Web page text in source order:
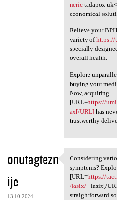
nerictadapox
economical
Relieve your
variety ofhttps://
specially
overall health.
Explore
buying your
Now, acquiring
[URL=https://
ax[/URL]has
trustworthy
onutagtezn
ije
13.10.2024
Considering
Considering
symptoms?
[URL=https://
/lasix/- lasix[/
straightforward